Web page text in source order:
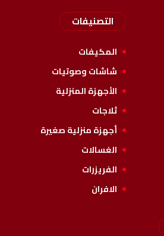
التصنيفات
المكيفات
شاشات وصوتيات
الأجهزة المنزلية
ثلاجات
أجهزة منزلية صغيرة
الغسالات
الفريزرات
الافران